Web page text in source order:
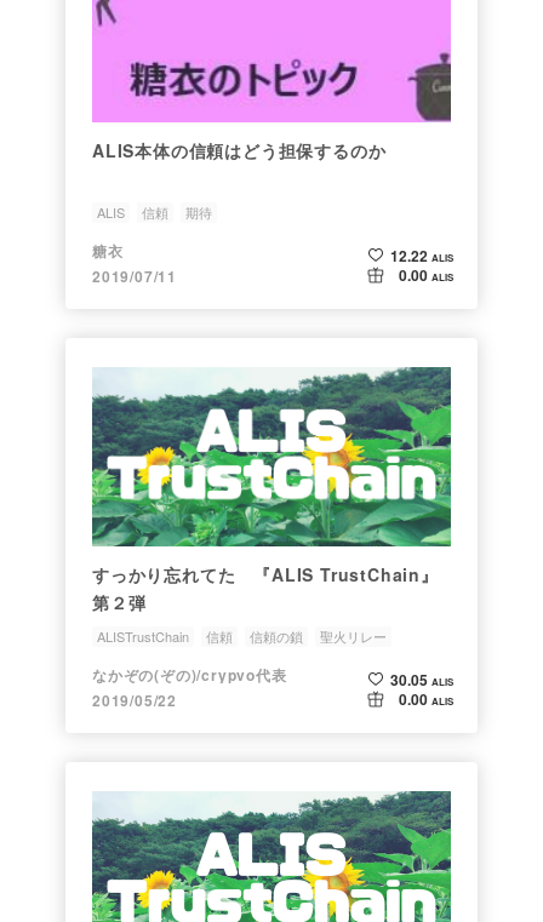
ALIS本体の信頼はどう担保するのか
ALIS 信頼 期待
糖衣
2019/07/11
12.22 ALIS
0.00 ALIS
すっかり忘れてた 『ALIS TrustChain』
第２弾
ALISTrustChain 信頼 信頼の鎖 聖火リレー
なかぞの(ぞの)/crypvo代表
2019/05/22
30.05 ALIS
0.00 ALIS